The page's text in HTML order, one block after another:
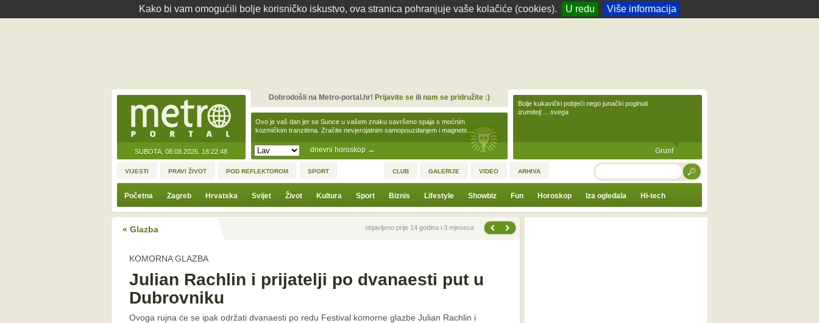
Kako bi vam omogućili bolje korisničko iskustvo, ova stranica pohranjuje vaše kolačiće (cookies). U redu Više informacija
SUBOTA, 08.08.2026. 18:22:48 dnevni horoskop →
Ovo je vaš dan jer se Sunce u vašem znaku savršeno spaja s moćnim
kozmičkim tranzitima. Zračite nevjerojatnim samopouzdanjem i magnets…
Dobrodošli na Metro-portal.hr! Prijavite seili nam se pridružite :)
Bolje kukavički pobjeći nego junački poginuti
izumitelj ... svega
Grunf
VIJESTI PRAVI ŽIVOT POD REFLEKTOROM SPORT CLUB GALERIJE VIDEO ARHIVA TRAŽI
Početna Zagreb Hrvatska Svijet Život Kultura Sport Biznis Lifestyle Showbiz Fun Horoskop Iza ogledala Hi-tech
« Glazba Prethodna vijestobjavljeno prije 14 godina i 3 mjeseca
KOMORNA GLAZBA
Julian Rachlin i prijatelji po dvanaesti put u
Dubrovniku
Ovoga rujna će se ipak održati dvanaesti po redu Festival komorne glazbe Julian Rachlin i